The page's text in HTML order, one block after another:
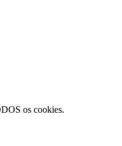
os cookies.